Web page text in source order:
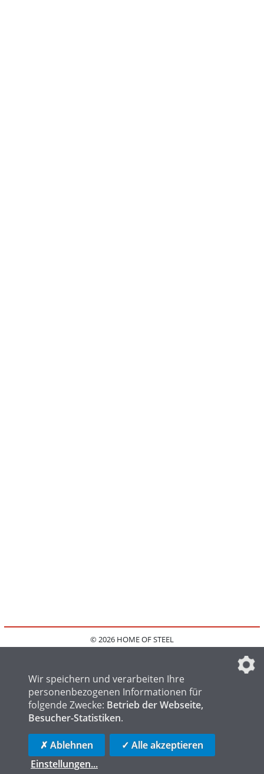
© 2026 HOME OF STEEL
IMPRESSUM
FAQ
DATENSCHUTZEINSTELLUNGEN
HOME OF WELDING
HOME OF LOGISTICS
Wir speichern und verarbeiten Ihre
personenbezogenen Informationen für
folgende Zwecke: Betrieb der Webseite,
Besucher-Statistiken.
✗ Ablehnen
✓ Alle akzeptieren
Einstellungen...